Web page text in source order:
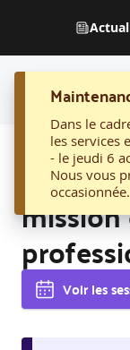
Dans le
les services
- le jeudi 6
Nous vous
occasionnée.
AFFICHER LE FIL
02.
Voir les